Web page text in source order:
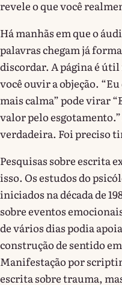
revele o que você
Há manhãs em que o
palavras chegam já
discordar. A página é
você ouvir a objeção.
mais calma” pode virar
valor pelo
verdadeira. Foi preciso
Pesquisas sobre escrita
isso. Os estudos do
iniciados na década de
sobre eventos
de vários dias podia
construção de sentido
Manifestação por
escrita sobre trauma,